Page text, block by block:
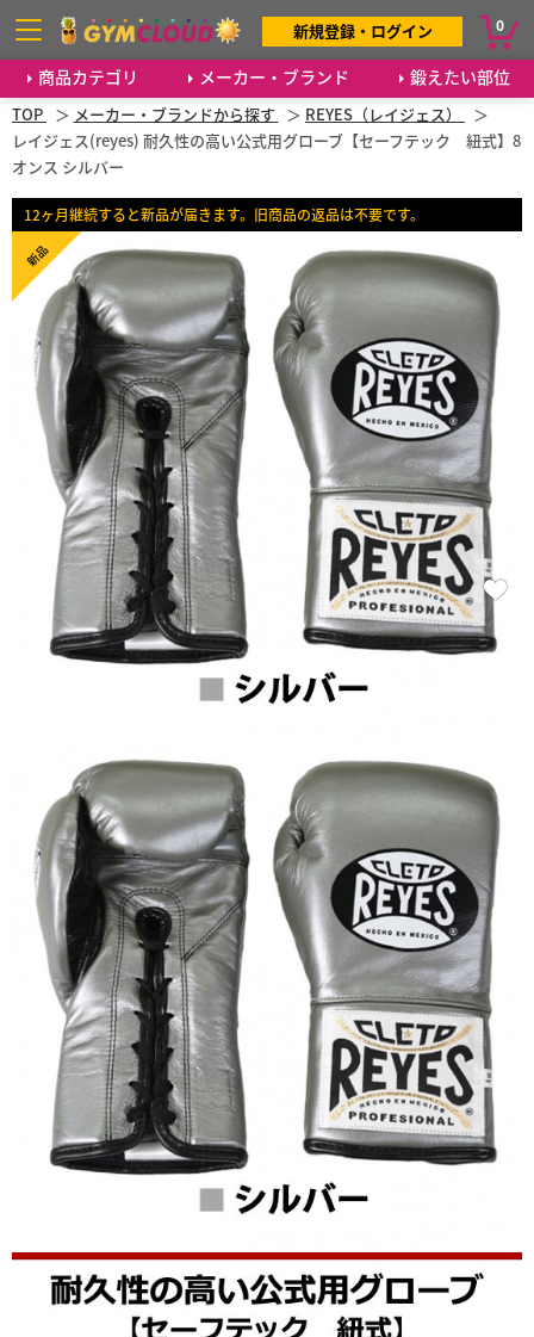
商品カテゴリ メーカー・ブランド 鍛えたい部位
新規登録・ログイン 0
TOP メーカー・ブランドから探す
REYES（レイジェス）
レイジェス(reyes) 耐久性の高い公式用グローブ【セーフテック 紐式】8
オンス シルバー
12ヶ月継続すると新品が届きます。旧商品の返品は不要です。
新品